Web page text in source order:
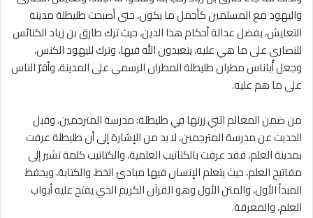
واليهود مع المسلمين كأجمل ما يكون، حتى أصبحت طليطلة مدينة
التعايش، بفضل عدالة أحكام هذا الدين، حيث ترك طارق بن زياد الكنائس
للنصارى على ما هي عليه، يتعبدون الله فيها، وترك لليهود الكنس،
وجعل أُباناس مطران طليطلة المطران الرسمي على المدينة، وأقرّ الناس
على ما هم عليه.
من ضمن المعالم التي زرتها في طليطلة: مدرسة المترجمين، وقبل
الحديث عن مدرسة المترجمين، لا بد من الإشارة إلى أن طليطلة عرفت
بمدينة العلم، فقد عرفت بالكتاتيب العلمية، والكتاتيب كلمة تشير إلى
مفاتيح العلم، حيث يتعلم الإنسان فيها مبادئ الخط، والكتابة، ويحفظ
المبدأ الأول، والمتن الأول وهو القرآن الكريم الذي يفتح عليه أبواب
العلم، والمعرفة.